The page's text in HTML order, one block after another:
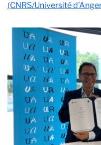
(CNRS/Université